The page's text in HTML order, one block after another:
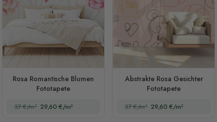
Rosa Romantische Blumen
Fototapete
37 €/m² 29,60 €/m²
Abstrakte Rosa Gesichter
Fototapete
37 €/m² 29,60 €/m²